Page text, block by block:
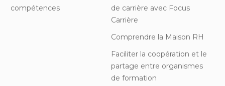
compétences
de carrière avec Focus
Carrière
Comprendre la Maison RH
Faciliter la coopération et le
partage entre organismes
de formation